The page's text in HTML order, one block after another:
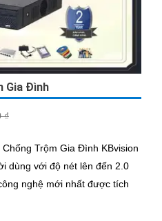
Gia Đình
₫
Trộm Gia Đình KBvision
dùng với độ nét lên đến 2.0